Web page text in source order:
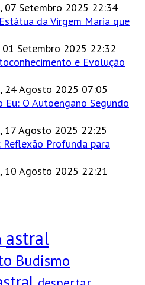
07 Setembro 2025 22:34
da Virgem Maria que
01 Setembro 2025 22:32
e Evolução
24 Agosto 2025 07:05
O Autoengano Segundo
17 Agosto 2025 22:25
Profunda para
10 Agosto 2025 22:21
astral
Budismo